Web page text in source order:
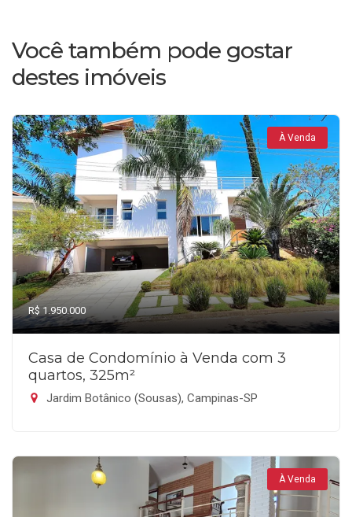
Você também pode gostar
destes imóveis
À Venda
R$ 1.950.000
Casa de Condomínio à Venda com 3
quartos, 325m²
Jardim Botânico (Sousas), Campinas-SP
À Venda